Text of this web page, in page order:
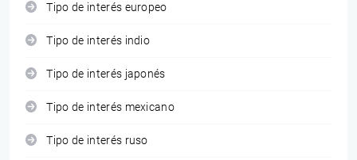
Tipo de interés europeo
Tipo de interés indio
Tipo de interés japonés
Tipo de interés mexicano
Tipo de interés ruso